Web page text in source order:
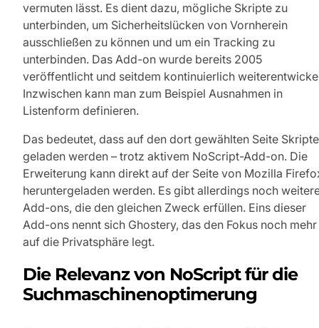
vermuten lässt. Es dient dazu, mögliche Skripte zu
unterbinden, um Sicherheitslücken von Vornherein
ausschließen zu können und um ein Tracking zu
unterbinden. Das Add-on wurde bereits 2005
veröffentlicht und seitdem kontinuierlich
Inzwischen kann man zum Beispiel Ausnahmen in
Listenform definieren.
Das bedeutet, dass auf den dort gewählten Seite Skripte
geladen werden – trotz aktivem NoScript-Add-on. Die
Erweiterung kann direkt auf der Seite von Mozilla
heruntergeladen werden. Es gibt allerdings noch
Add-ons, die den gleichen Zweck erfüllen. Eins dieser
Add-ons nennt sich Ghostery, das den Fokus noch mehr
auf die Privatsphäre legt.
Die Relevanz von NoScript für die
Suchmaschinenoptimerung